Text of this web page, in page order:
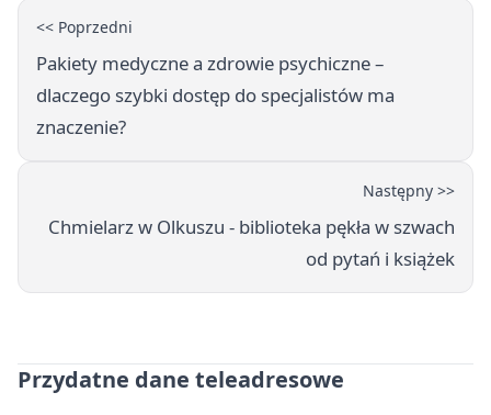
<< Poprzedni
Pakiety medyczne a zdrowie psychiczne –
dlaczego szybki dostęp do specjalistów ma
znaczenie?
Następny >>
Chmielarz w Olkuszu - biblioteka pękła w szwach
od pytań i książek
Przydatne dane teleadresowe